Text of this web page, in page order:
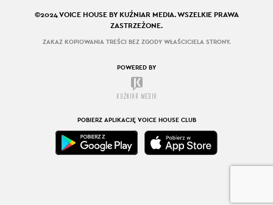
©2024 VOICE HOUSE BY KUŹNIAR MEDIA. WSZELKIE PRAWA
ZASTRZEŻONE.
ZAKAZ KOPIOWANIA TREŚCI BEZ ZGODY WŁAŚCICIELA STRONY.
POWERED BY
POBIERZ APLIKACJĘ VOICE HOUSE CLUB